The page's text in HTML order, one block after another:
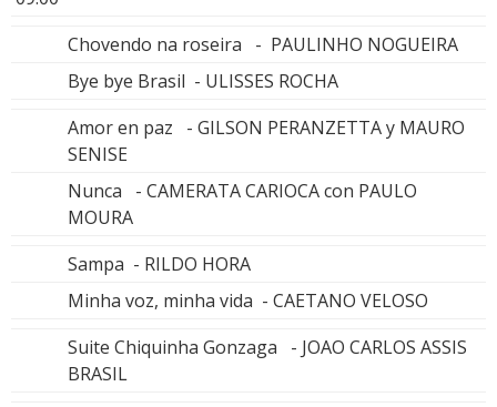
Chovendo na roseira - PAULINHO NOGUEIRA
Bye bye Brasil - ULISSES ROCHA
Amor en paz - GILSON PERANZETTA y MAURO
SENISE
Nunca - CAMERATA CARIOCA con PAULO
MOURA
Sampa - RILDO HORA
Minha voz, minha vida - CAETANO VELOSO
Suite Chiquinha Gonzaga - JOAO CARLOS ASSIS
BRASIL